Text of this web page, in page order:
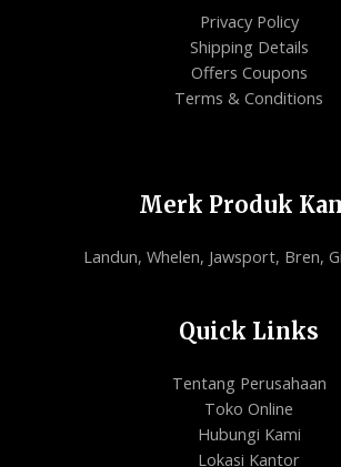
Privacy Policy
Shipping Details
Offers Coupons
Terms & Conditions
Merk Produk
Landun, Whelen, Jawsport, Bren,
Quick Links
Tentang Perusahaan
Toko Online
Hubungi Kami
Lokasi Kantor